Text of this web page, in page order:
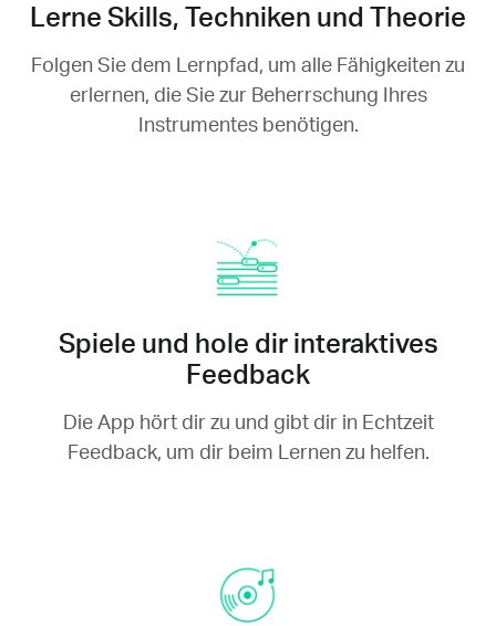
Lerne Skills, Techniken und Theorie
Folgen Sie dem Lernpfad, um alle Fähigkeiten zu
erlernen, die Sie zur Beherrschung Ihres
Instrumentes benötigen.
Spiele und hole dir interaktives
Feedback
Die App hört dir zu und gibt dir in Echtzeit
Feedback, um dir beim Lernen zu helfen.